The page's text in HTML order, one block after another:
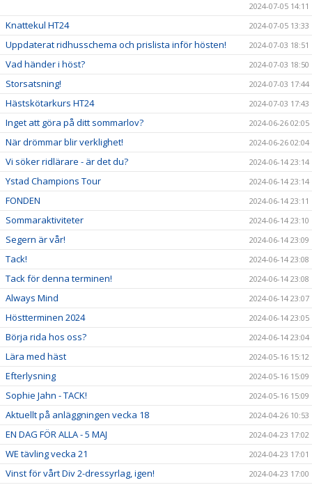
2024-07-05 14:11
Knattekul HT24 2024-07-05 13:33
Uppdaterat ridhusschema och prislista inför hösten! 2024-07-03 18:51
Vad händer i höst? 2024-07-03 18:50
Storsatsning! 2024-07-03 17:44
Hästskötarkurs HT24 2024-07-03 17:43
Inget att göra på ditt sommarlov? 2024-06-26 02:05
När drömmar blir verklighet! 2024-06-26 02:04
Vi söker ridlärare - är det du? 2024-06-14 23:14
Ystad Champions Tour 2024-06-14 23:14
FONDEN 2024-06-14 23:11
Sommaraktiviteter 2024-06-14 23:10
Segern är vår! 2024-06-14 23:09
Tack! 2024-06-14 23:08
Tack för denna terminen! 2024-06-14 23:08
Always Mind 2024-06-14 23:07
Höstterminen 2024 2024-06-14 23:05
Börja rida hos oss? 2024-06-14 23:04
Lära med häst 2024-05-16 15:12
Efterlysning 2024-05-16 15:09
Sophie Jahn - TACK! 2024-05-16 15:09
Aktuellt på anläggningen vecka 18 2024-04-26 10:53
EN DAG FÖR ALLA - 5 MAJ 2024-04-23 17:02
WE tävling vecka 21 2024-04-23 17:01
Vinst för vårt Div 2-dressyrlag, igen! 2024-04-23 17:00